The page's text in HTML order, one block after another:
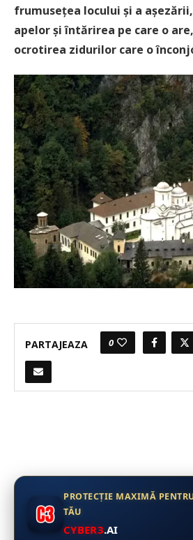
frumusețea locului și a
apelor și întărirea pe care o
ocrotirea zidurilor care o
PARTAJEAZA 0
PROTECȚIE MAXIMĂ
TĂU
CYBER3.AI